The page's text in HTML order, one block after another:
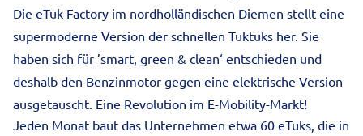
Die eTuk Factory im nordholländischen Diemen stellt eine
supermoderne Version der schnellen Tuktuks her. Sie
haben sich für ’smart, green & clean‘ entschieden und
deshalb den Benzinmotor gegen eine elektrische Version
ausgetauscht. Eine Revolution im E-Mobility-Markt!
Jeden Monat baut das Unternehmen etwa 60 eTuks, die in